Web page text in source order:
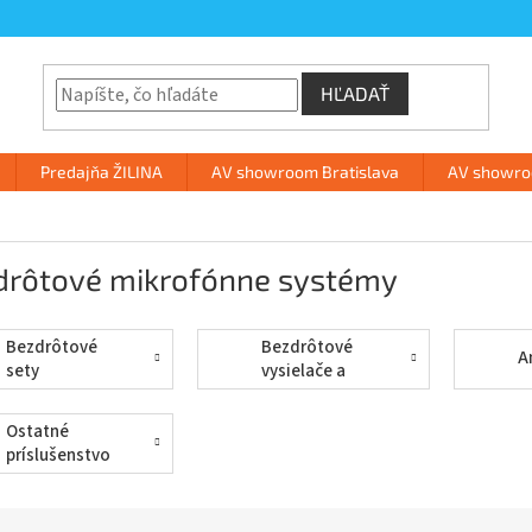
HĽADAŤ
Predajňa ŽILINA AV showroom Bratislava AV
mikrofónne systémy
Bezdrôtové
sety
Bezdrôtové
vysielače a
prijímače
Ostatné
príslušenstvo